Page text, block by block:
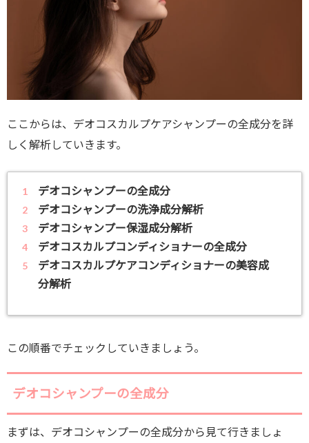
ここからは、デオコスカルプケアシャンプーの全成分を詳
しく解析していきます。
デオコシャンプーの全成分
デオコシャンプーの洗浄成分解析
デオコシャンプー保湿成分解析
デオコスカルプコンディショナーの全成分
デオコスカルプケアコンディショナーの美容成
分解析
この順番でチェックしていきましょう。
デオコシャンプーの全成分
まずは、デオコシャンプーの全成分から見て行きましょ